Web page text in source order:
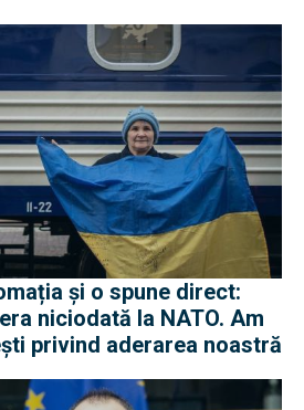
și o spune direct:
niciodată la NATO. Am
privind aderarea noastră